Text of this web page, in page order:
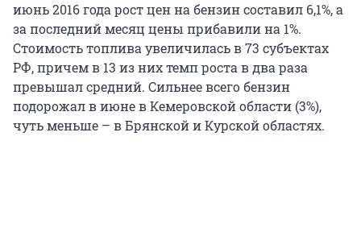
июнь 2016 года рост цен на бензин составил 6,1%, а
за последний месяц цены прибавили на 1%.
Стоимость топлива увеличилась в 73 субъектах
РФ, причем в 13 из них темп роста в два раза
превышал средний. Сильнее всего бензин
подорожал в июне в Кемеровской области (3%),
чуть меньше – в Брянской и Курской областях.